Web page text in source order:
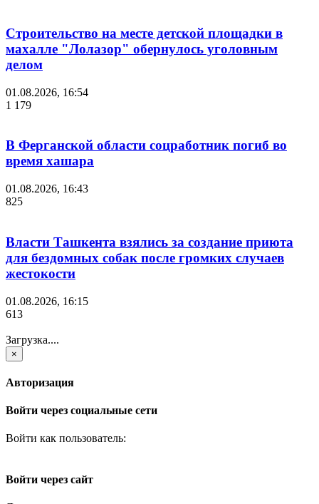
Строительство на месте детской площадки в
махалле "Лолазор" обернулось уголовным
делом
01.08.2026, 16:54
1 179
В Ферганской области соцработник погиб во
время хашара
01.08.2026, 16:43
825
Власти Ташкента взялись за создание приюта
для бездомных собак после громких случаев
жестокости
01.08.2026, 16:15
613
Загрузка....
×
Авторизация
Войти через социальные сети
Войти как пользователь:
Войти через сайт